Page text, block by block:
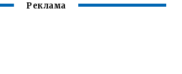
Реклама